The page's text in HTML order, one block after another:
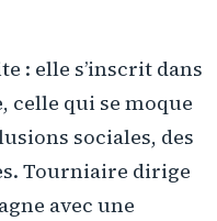
: elle s’inscrit dans
qui se moque
sociales, des
Tourniaire dirige
avec une